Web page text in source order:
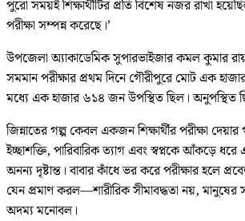
পুরো সময়ই শিক্ষার্থীটির প্রতি বিশেষ নজর রাখা
পরীক্ষা সম্পন্ন করেছে।’
উপজেলা অ্যাকাডেমিক সুপারভাইজার কমল কুমার
সমমান পরীক্ষার প্রথম দিনে গৌরীপুরে মোট এক
মধ্যে এক হাজার ৬১৪ জন উপস্থিত ছিল। অনুপস্থিত
জিন্নাতের গল্প কেবল একজন শিক্ষার্থীর পরীক্ষা
ইচ্ছাশক্তি, পারিবারিক ত্যাগ এবং স্বপ্নকে আঁকড়ে
অনন্য দৃষ্টান্ত। বাবার কাঁধে ভর করে পরীক্ষার হলে
যেন প্রমাণ করল—শারীরিক সীমাবদ্ধতা নয়, মানুষের
অদম্য মনোবল।